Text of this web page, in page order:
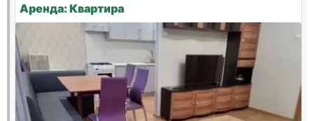
Аренда: Квартира